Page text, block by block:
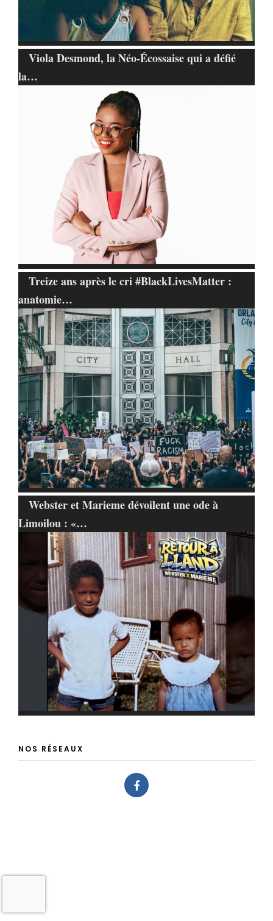
Viola Desmond, la Néo-Écossaise qui a défié
la…
Treize ans après le cri #BlackLivesMatter :
anatomie…
Webster et Marieme dévoilent une ode à
Limoilou : «…
NOS RÉSEAUX